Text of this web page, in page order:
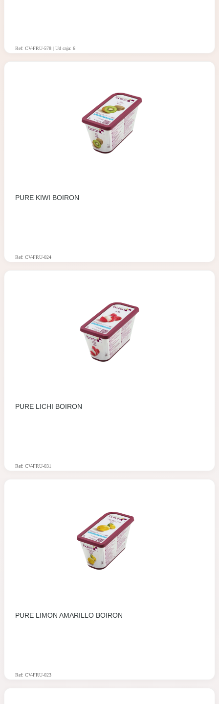
Ref: CV-FRU-578 | Ud caja: 6
PURE KIWI BOIRON
Ref: CV-FRU-024
PURE LICHI BOIRON
Ref: CV-FRU-031
PURE LIMON AMARILLO BOIRON
Ref: CV-FRU-023